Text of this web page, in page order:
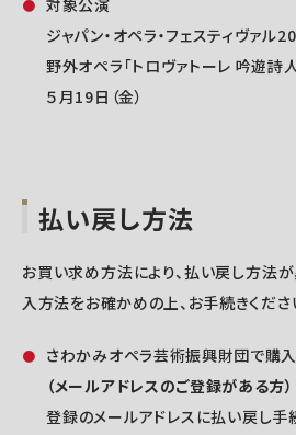
対象公演
ジャパン・オペラ・フェスティヴァル
野外オペラ「トロヴァトーレ 吟遊詩
５月19日（金）
払い戻し方法
お買い求め方法により、払い戻し方法
入方法をお確かめの上、お手続きくださ
さわかみオペラ芸術振興財団で購入
（メールアドレスのご登録がある方）
登録のメールアドレスに払い戻し手